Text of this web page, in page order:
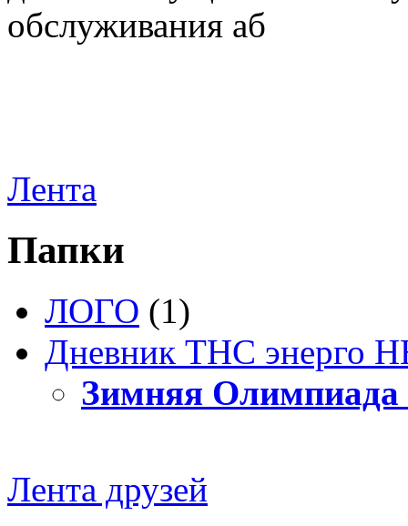
обслуживания аб
Лента
Папки
ЛОГО (1)
Дневник ТНС энерго
Зимняя
Лента друзей